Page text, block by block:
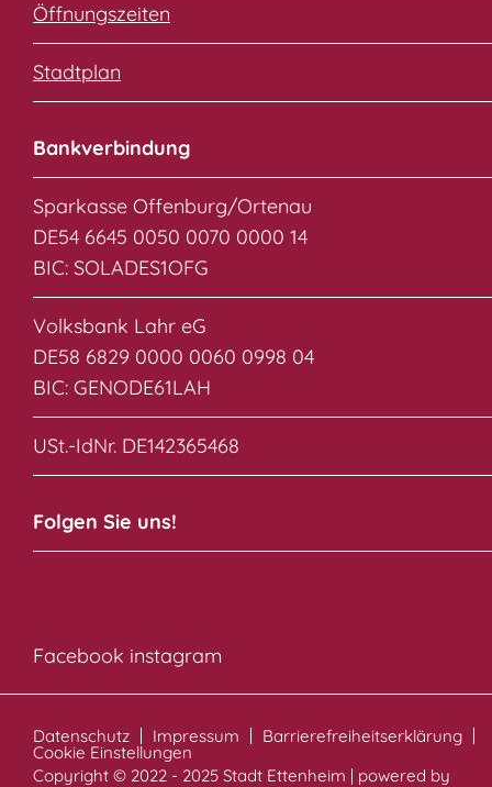
Öffnungszeiten
Stadtplan
Bankverbindung
Sparkasse Offenburg/Ortenau
DE54 6645 0050 0070 0000 14
BIC: SOLADES1OFG
Volksbank Lahr eG
DE58 6829 0000 0060 0998 04
BIC: GENODE61LAH
USt.-IdNr. DE142365468
Folgen Sie uns!
Facebook instagram
Datenschutz Impressum Barrierefreiheitserklärung
Cookie Einstellungen
Copyright © 2022 - 2025 Stadt Ettenheim | powered by